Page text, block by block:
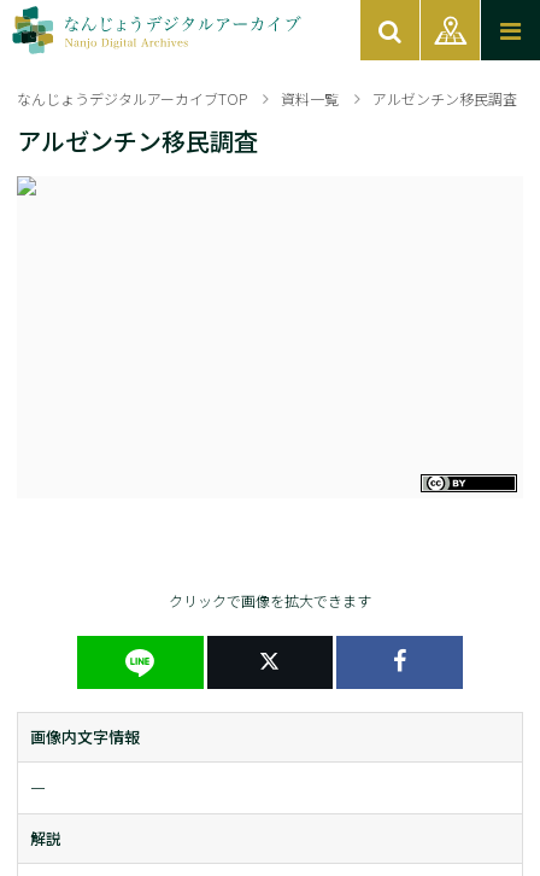
なんじょうデジタルアーカイブTOP 資料一覧 アルゼンチン移民調査
アルゼンチン移民調査
クリックで画像を拡大できます
画像内文字情報
ー
解説